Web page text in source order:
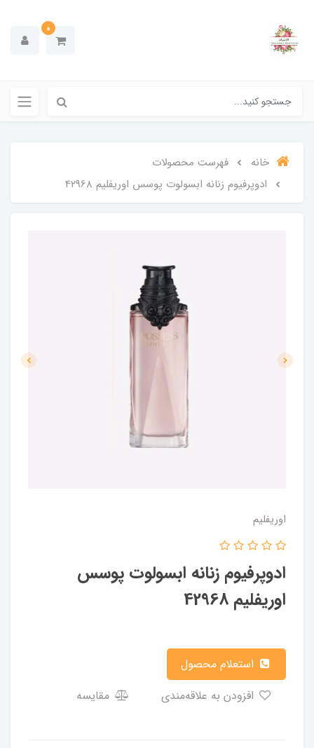
0
خانه
فهرست محصولات
ادوپرفیوم زنانه ابسولوت پوسس اوریفلیم 42968
اوریفلیم
ادوپرفیوم زنانه ابسولوت پوسس
اوریفلیم 42968
مقایسه